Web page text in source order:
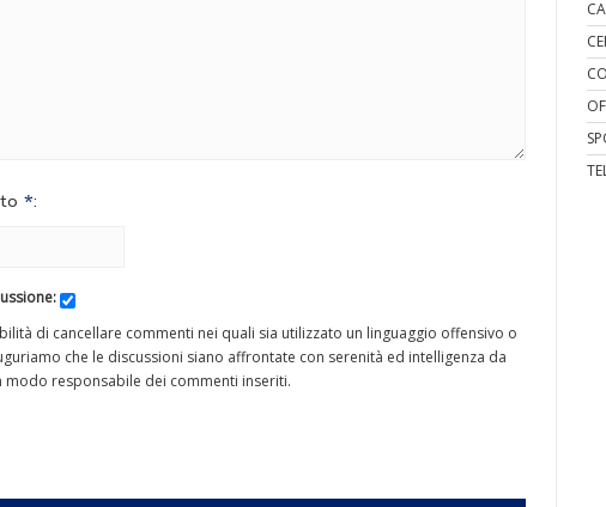
*:
di cancellare commenti nei quali sia utilizzato un linguaggio offensivo o
che le discussioni siano affrontate con serenità ed intelligenza da
modo responsabile dei commenti inseriti.